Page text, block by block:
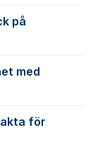
på
med
för